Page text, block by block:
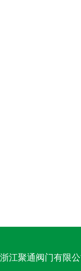
浙江聚通阀门有限公